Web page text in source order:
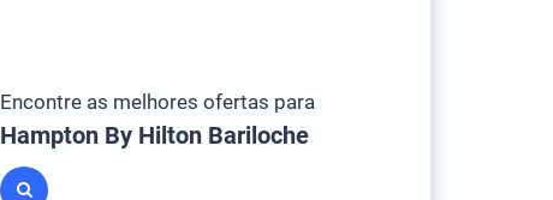
Encontre as melhores ofertas para
Hampton By Hilton Bariloche